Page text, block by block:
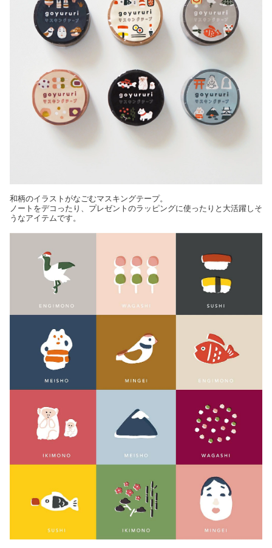
和柄のイラストがなごむマスキングテープ。
ノートをデコったり、プレゼントのラッピングに使ったりと大活躍しそ
うなアイテムです。